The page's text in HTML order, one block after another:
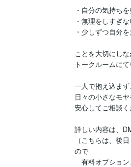
・自分の気持ち
・無理をしすぎ
・少しずつ自分
ことを大切にしな
トークルームに
一人で抱え込まず、
日々の小さなモ
安心してご相談く
詳しい内容は、
（こちらは、後
ので
有料オプション